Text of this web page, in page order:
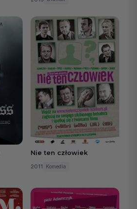
Nie ten człowiek
2011 Komedia